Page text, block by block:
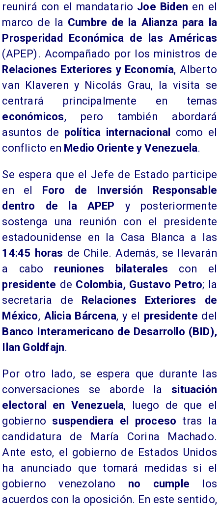
reunirá con el mandatario Joe Biden en el
marco de la Cumbre de la Alianza para la
Prosperidad Económica de las Américas
(APEP). Acompañado por los ministros de
Relaciones Exteriores y Economía, Alberto
van Klaveren y Nicolás Grau, la visita se
centrará principalmente en temas
económicos, pero también abordará
asuntos de política internacional como el
conflicto en Medio Oriente y Venezuela.
Se espera que el Jefe de Estado participe
en el
Foro de Inversión Responsable
dentro de la APEP y posteriormente
sostenga una reunión con el presidente
estadounidense en la Casa Blanca a las
14:45 horas de Chile. Además, se llevarán
a cabo reuniones bilaterales con el
presidente de Colombia, Gustavo Petro; la
secretaria de Relaciones Exteriores de
México, Alicia Bárcena, y el presidente del
Banco Interamericano de Desarrollo (BID),
Ilan Goldfajn.
Por otro lado, se espera que durante las
conversaciones se aborde la situación
electoral en Venezuela, luego de que el
gobierno suspendiera el proceso tras la
candidatura de María Corina Machado.
Ante esto, el gobierno de Estados Unidos
ha anunciado que tomará medidas si el
gobierno venezolano no cumple los
acuerdos con la oposición. En este sentido,